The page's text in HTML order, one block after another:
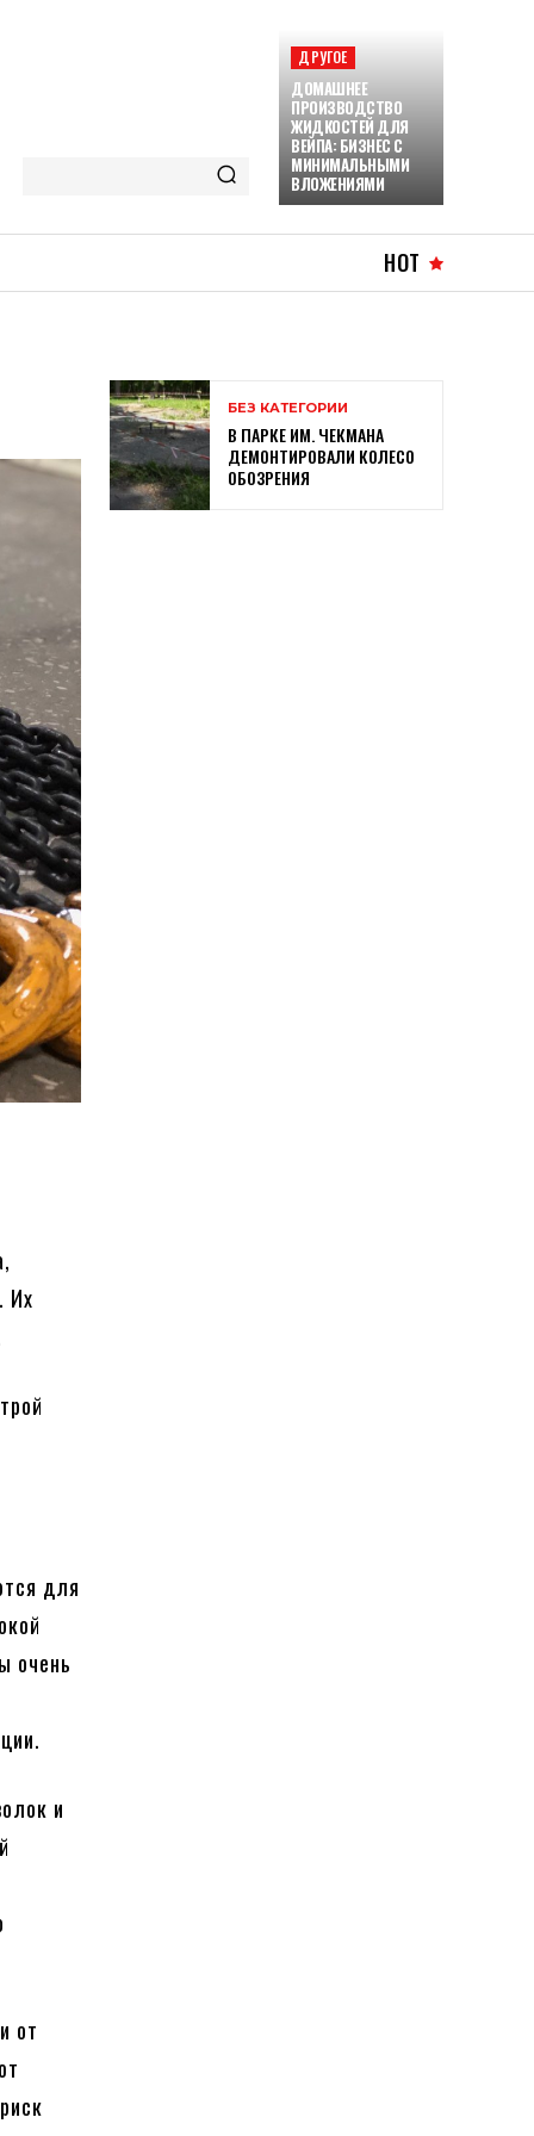
ДРУГОЕ
ДОМАШНЕЕ
ПРОИЗВОДСТВО
ЖИДКОСТЕЙ ДЛЯ
ВЕЙПА: БИЗНЕС С
МИНИМАЛЬНЫМИ
ВЛОЖЕНИЯМИ
HOT
Их
для
очень
и
от
БЕЗ КАТЕГОРИИ
В ПАРКЕ ИМ. ЧЕКМАНА
ДЕМОНТИРОВАЛИ КОЛЕСО
ОБОЗРЕНИЯ